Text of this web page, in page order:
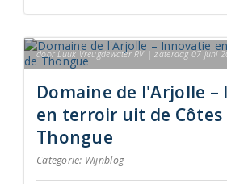
door Luuk Vreugdewater RV | zaterdag 07 juni
Domaine de l'Arjolle –
en terroir uit de Côtes
Thongue
Categorie: Wijnblog